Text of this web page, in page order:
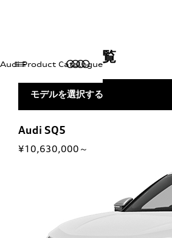
Audi Product Catalogue
諸元／装備一覧
モデルを選択する
Audi SQ5
¥10,630,000～